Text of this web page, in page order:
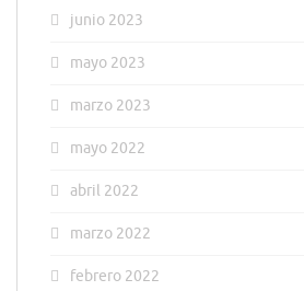
junio 2023
mayo 2023
marzo 2023
mayo 2022
abril 2022
marzo 2022
febrero 2022